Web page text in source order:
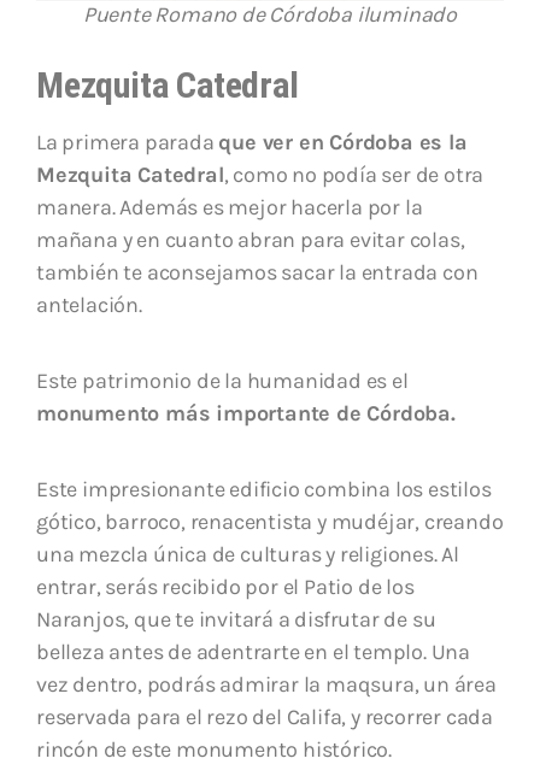
Puente Romano de Córdoba iluminado
Mezquita Catedral
La primera parada que ver en Córdoba es la
Mezquita Catedral, como no podía ser de otra
manera. Además es mejor hacerla por la
mañana y en cuanto abran para evitar colas,
también te aconsejamos sacar la entrada con
antelación.
Este patrimonio de la humanidad es el
monumento más importante de Córdoba.
Este impresionante edificio combina los estilos
gótico, barroco, renacentista y mudéjar, creando
una mezcla única de culturas y religiones. Al
entrar, serás recibido por el Patio de los
Naranjos, que te invitará a disfrutar de su
belleza antes de adentrarte en el templo. Una
vez dentro, podrás admirar la maqsura, un área
reservada para el rezo del Califa, y recorrer cada
rincón de este monumento histórico.